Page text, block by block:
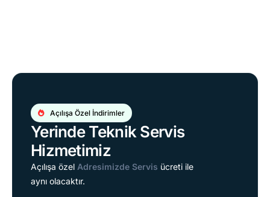
Açılışa Özel İndirimler
Yerinde Teknik Servis
Hizmetimiz
Açılışa özel Adresimizde Servis ücreti ile
aynı olacaktır.